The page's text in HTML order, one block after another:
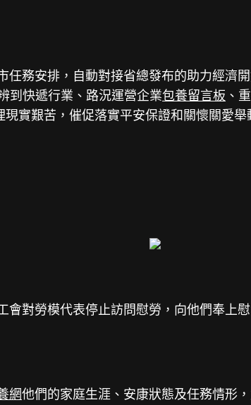
安排，自動對接省總發布的助力經濟開
到快遞行業、路況運營企業包養留言板 、
實艱苦，催促落實平安保證和關懷關愛舉
會對勞模代表停止訪問慰勞，向他們奉上
網他們的家庭生涯、安康狀態及任務情形